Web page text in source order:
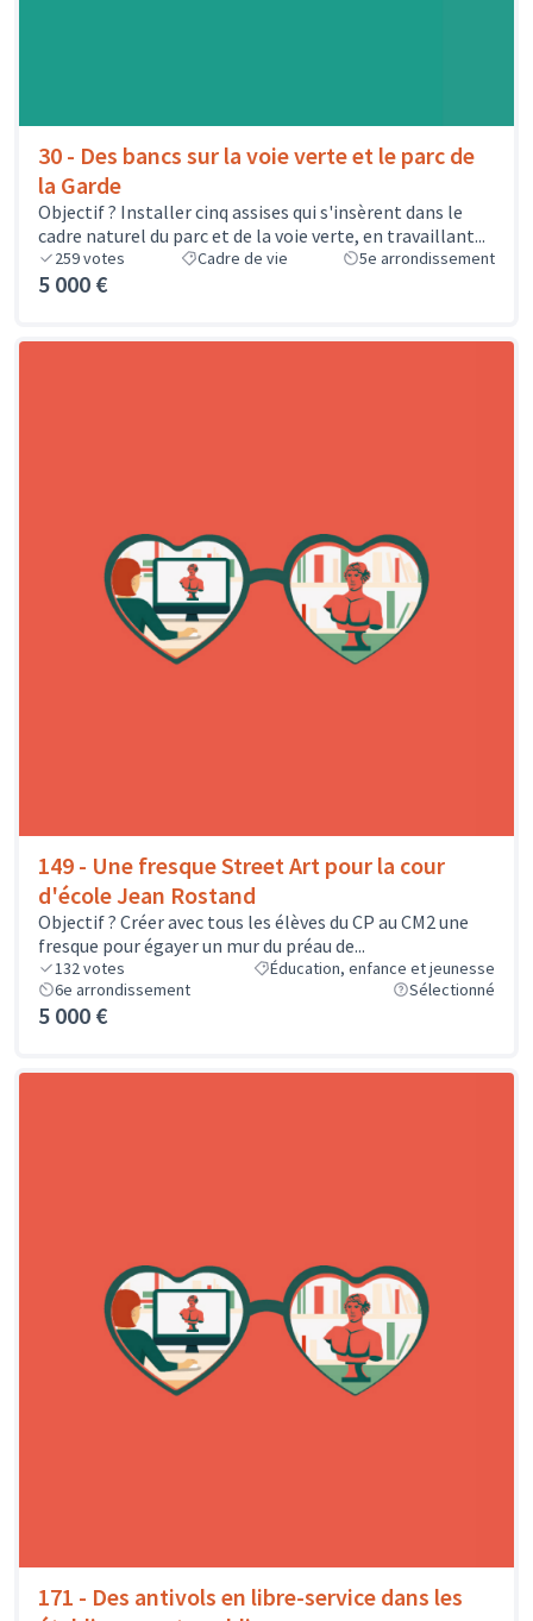
30 - Des bancs sur la voie verte et le parc de
la Garde
Objectif ? Installer cinq assises qui s'insèrent dans le
cadre naturel du parc et de la voie verte, en travaillant...
259votes Cadre de vie 5e arrondissement
5 000 €
149 - Une fresque Street Art pour la cour
d'école Jean Rostand
Objectif ? Créer avec tous les élèves du CP au CM2 une
fresque pour égayer un mur du préau de...
132votes
Éducation, enfance et jeunesse
6e arrondissement
Sélectionné
5 000 €
171 - Des antivols en libre-service dans les